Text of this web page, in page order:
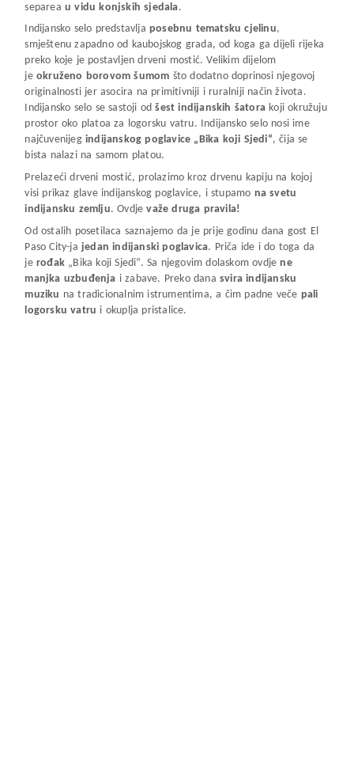
separea u vidu konjskih sjedala.
Indijansko selo predstavlja posebnu tematsku cjelinu,
smještenu zapadno od kaubojskog grada, od koga ga dijeli rijeka
preko koje je postavljen drveni mostić. Velikim dijelom
je okruženo borovom šumom što dodatno doprinosi njegovoj
originalnosti jer asocira na primitivniji i ruralniji način života.
Indijansko selo se sastoji odšest indijanskih šatora koji okružuju
prostor oko platoa za logorsku vatru. Indijansko selo nosi ime
najčuvenijeg indijanskog poglavice „Bika koji Sjedi“, čija se
bista nalazi na samom platou.
Prelazeći drveni mostić, prolazimo kroz drvenu kapiju na kojoj
visi prikaz glave indijanskog poglavice, i stupamo na svetu
indijansku zemlju. Ovdjevaže druga pravila!
Od ostalih posetilaca saznajemo da je prije godinu dana gost El
Paso City-ja jedan indijanski poglavica. Priča ide i do toga da
jerođak „Bika koji Sjedi“. Sa njegovim dolaskom ovdjene
manjka uzbuđenja i zabave. Preko dana svira indijansku
muziku na tradicionalnim istrumentima, a čim padne veče pali
logorsku vatru i okuplja pristalice.